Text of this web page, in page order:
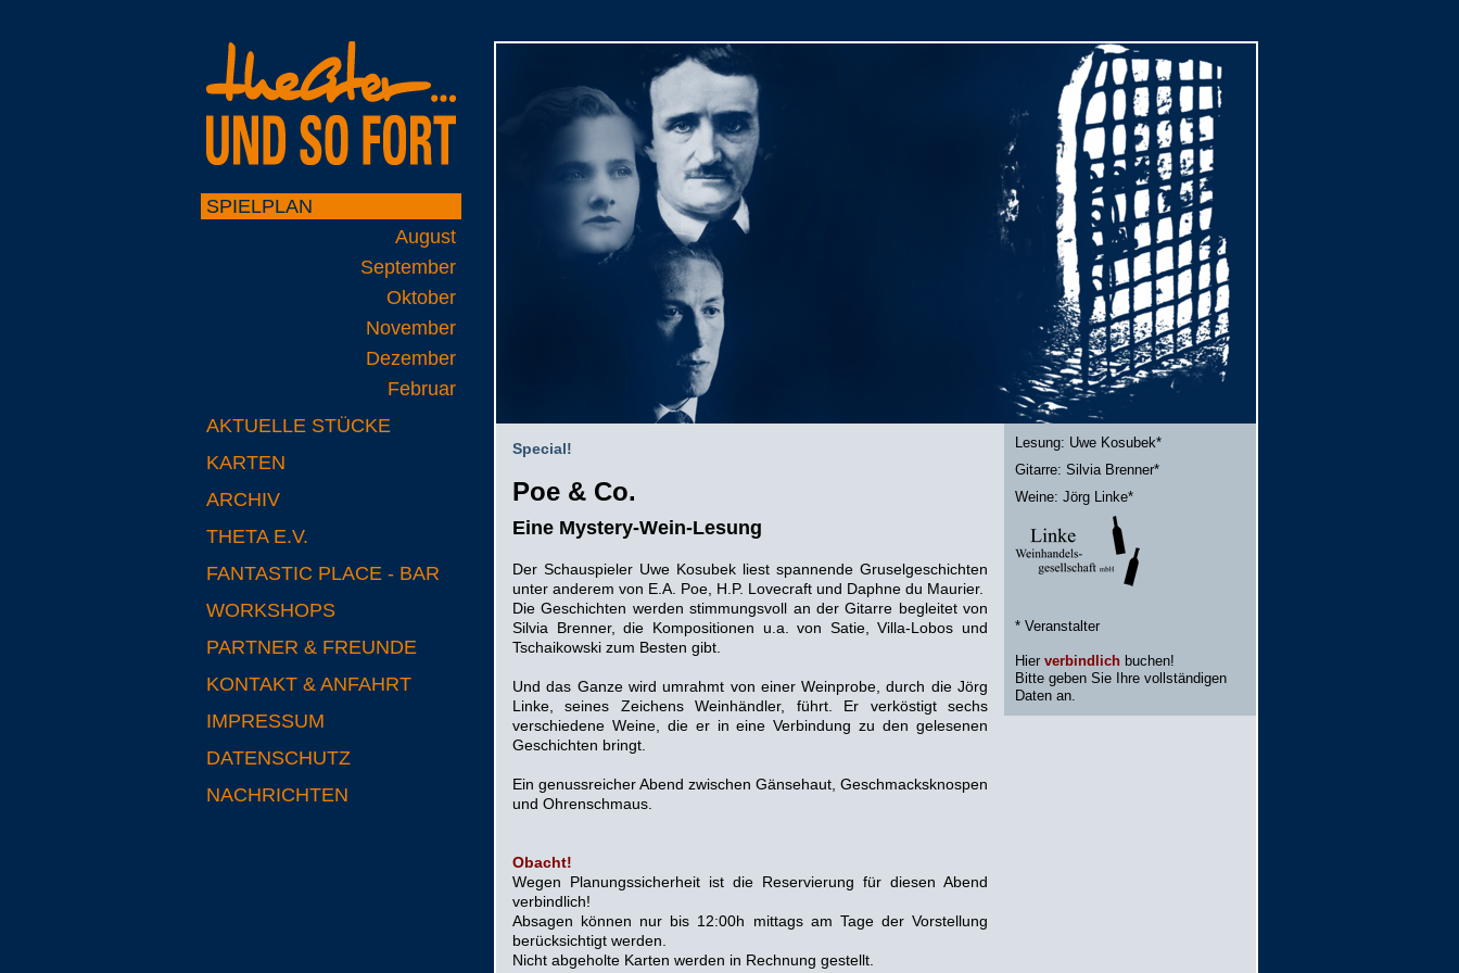
SPIELPLAN
August
September
Oktober
November
Dezember
Februar
AKTUELLE STÜCKE
KARTEN
ARCHIV
THETA E.V.
FANTASTIC PLACE - BAR
WORKSHOPS
PARTNER & FREUNDE
KONTAKT & ANFAHRT
IMPRESSUM
DATENSCHUTZ
NACHRICHTEN
Special!
Poe & Co.
Eine Mystery-Wein-Lesung
Der Schauspieler Uwe Kosubek liest spannende Gruselgeschichten
unter anderem von E.A. Poe, H.P. Lovecraft und Daphne du Maurier.
Die Geschichten werden stimmungsvoll an der Gitarre begleitet von
Silvia Brenner, die Kompositionen u.a. von Satie, Villa-Lobos und
Tschaikowski zum Besten gibt.
Und das Ganze wird umrahmt von einer Weinprobe, durch die Jörg
Linke, seines Zeichens Weinhändler, führt. Er verköstigt sechs
verschiedene Weine, die er in eine Verbindung zu den gelesenen
Geschichten bringt.
Ein genussreicher Abend zwischen Gänsehaut, Geschmacksknospen
und Ohrenschmaus.
Obacht!
Wegen Planungssicherheit ist die Reservierung für diesen Abend
verbindlich!
Absagen können nur bis 12:00h mittags am Tage der Vorstellung
berücksichtigt werden.
Nicht abgeholte Karten werden in Rechnung gestellt.
Lesung: Uwe Kosubek*
Gitarre: Silvia Brenner*
Weine: Jörg Linke*
* Veranstalter
Hier verbindlich buchen!
Bitte geben Sie Ihre vollständigen
Daten an.